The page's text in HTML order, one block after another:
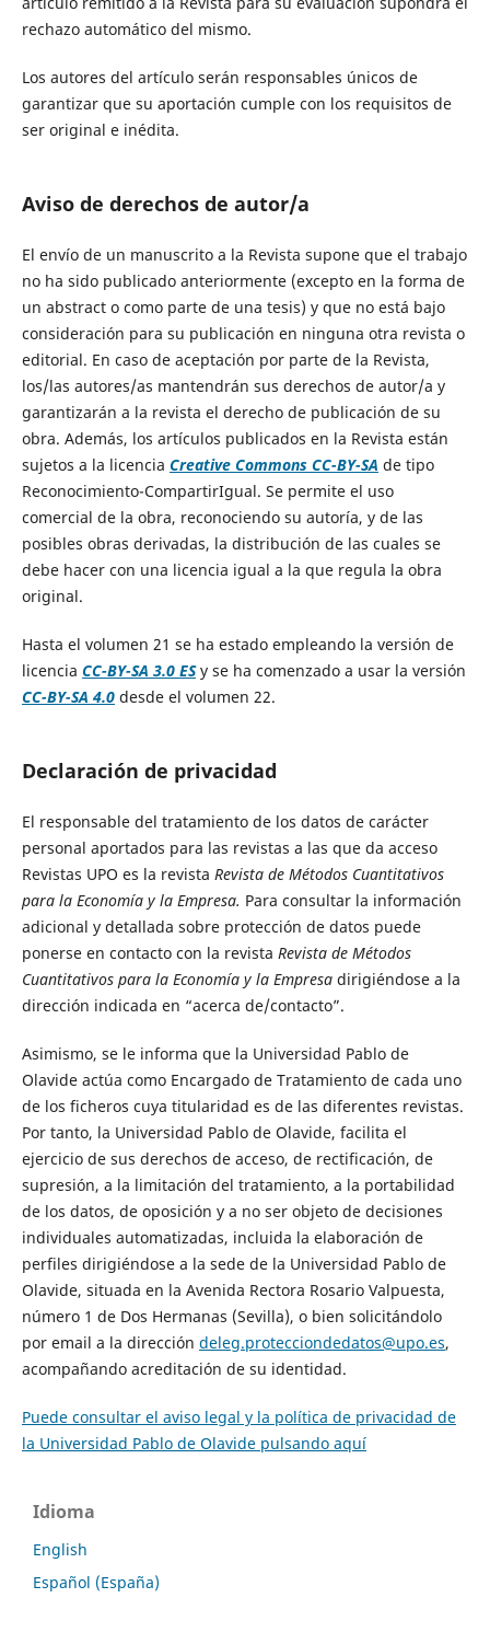
rechazo automático del mismo.
Los autores del artículo serán responsables únicos de
garantizar que su aportación cumple con los requisitos de
ser original e inédita.
Aviso de derechos de autor/a
El envío de un manuscrito a la Revista supone que el trabajo
no ha sido publicado anteriormente (excepto en la forma de
un abstract o como parte de una tesis) y que no está bajo
consideración para su publicación en ninguna otra revista o
editorial. En caso de aceptación por parte de la Revista,
los/las autores/as mantendrán sus derechos de autor/a y
garantizarán a la revista el derecho de publicación de su
obra. Además, los artículos publicados en la Revista están
sujetos a la licencia Creative Commons CC-BY-SA de tipo
Reconocimiento-CompartirIgual. Se permite el uso
comercial de la obra, reconociendo su autoría, y de las
posibles obras derivadas, la distribución de las cuales se
debe hacer con una licencia igual a la que regula la obra
original.
Hasta el volumen 21 se ha estado empleando la versión de
licencia CC-BY-SA 3.0 ESy se ha comenzado a usar la versión
CC-BY-SA 4.0desde el volumen 22.
Declaración de privacidad
El responsable del tratamiento de los datos de carácter
personal aportados para las revistas a las que da acceso
Revistas UPO es la revista Revista de Métodos Cuantitativos
para la Economía y la Empresa. Para consultar la información
adicional y detallada sobre protección de datos puede
ponerse en contacto con la revista Revista de Métodos
Cuantitativos para la Economía y la Empresa dirigiéndose a la
dirección indicada en “acerca de/contacto”.
Asimismo, se le informa que la Universidad Pablo de
Olavide actúa como Encargado de Tratamiento de cada uno
de los ficheros cuya titularidad es de las diferentes revistas.
Por tanto, la Universidad Pablo de Olavide, facilita el
ejercicio de sus derechos de acceso, de rectificación, de
supresión, a la limitación del tratamiento, a la portabilidad
de los datos, de oposición y a no ser objeto de decisiones
individuales automatizadas, incluida la elaboración de
perfiles dirigiéndose a la sede de la Universidad Pablo de
Olavide, situada en la Avenida Rectora Rosario Valpuesta,
número 1 de Dos Hermanas (Sevilla), o bien solicitándolo
por email a la dirección deleg.protecciondedatos@upo.es,
acompañando acreditación de su identidad.
Puede consultar el aviso legal y la política de privacidad de
la Universidad Pablo de Olavide pulsando aquí
Idioma
English
Español (España)